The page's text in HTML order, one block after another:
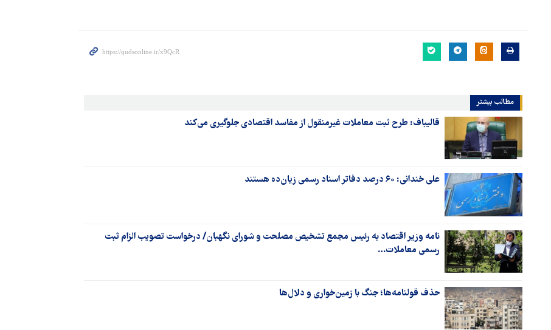
مطالب بیشتر
قالیباف: طرح ثبت معاملات غیرمنقول از مفاسد اقتصادی جلوگیری می‌کند
علی خندانی: ۶۰ درصد دفاتر اسناد رسمی زیان‌ده هستند
نامه وزیر اقتصاد به رئیس مجمع تشخیص مصلحت و شورای نگهبان/ درخواست تصویب الزام ثبت
رسمی معاملات…
حذف قولنامه‌ها؛ جنگ با زمین‌خواری و دلال‌ها